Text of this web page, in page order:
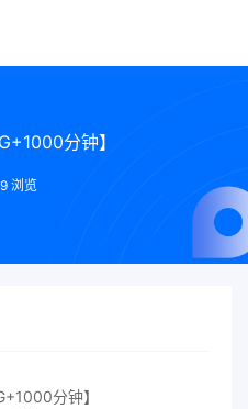
分钟】
浏览
分钟】